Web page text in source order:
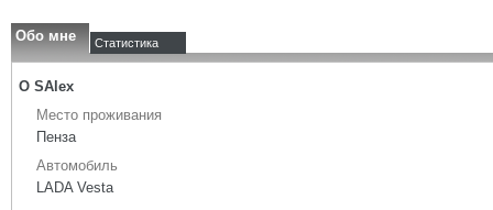
Обо мне Статистика
О SAlex
Место проживания
Пенза
Автомобиль
LADA Vesta